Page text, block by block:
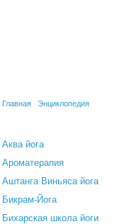
Главная Энциклопедия
Аква йога
Ароматерапия
Аштанга Виньяса йога
Бикрам-Йога
Бихарская школа йоги